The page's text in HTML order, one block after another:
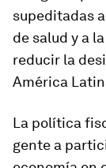
supeditadas
de salud y a
reducir la
América
La política
gente a